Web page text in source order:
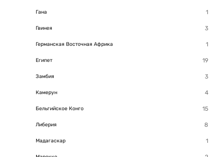
Гана
Гвинея
Германская Восточная Африка
Египет
Замбия
Камерун
Бельгийское Конго
Либерия
Мадагаскар